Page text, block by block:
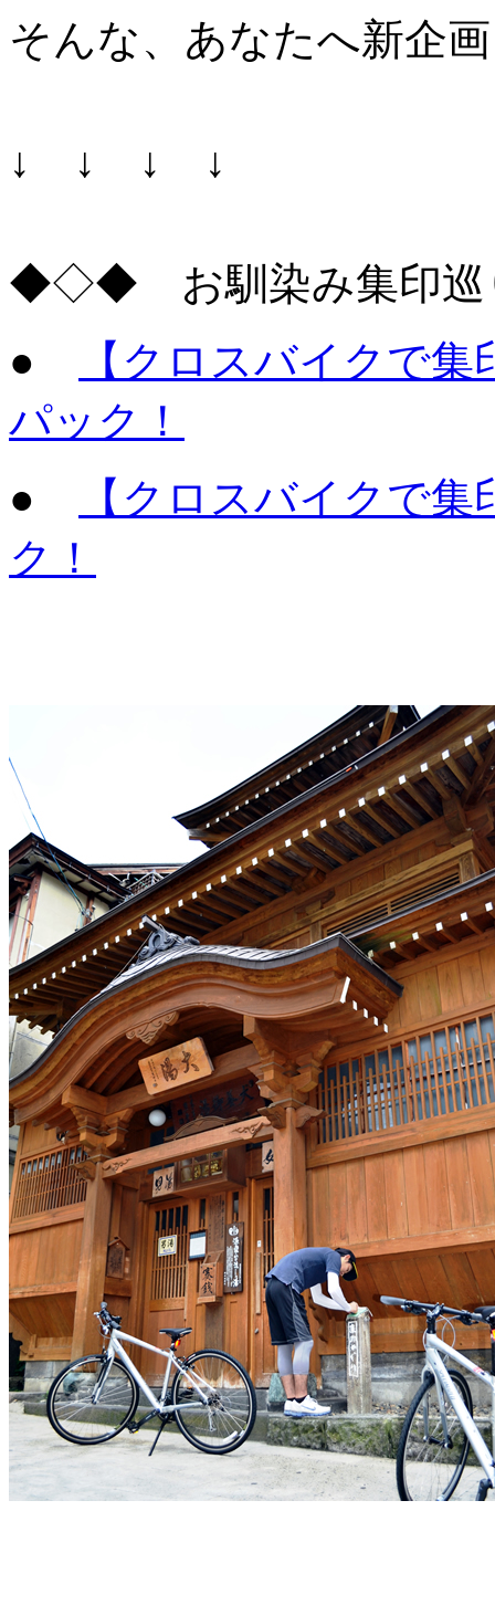
そんな、あなたへ新企
↓ ↓ ↓ ↓
◆◇◆ お馴染み集印
●
【クロスバイクで
パック！
●
【クロスバイクで
ク！